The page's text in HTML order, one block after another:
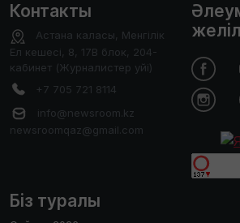
Контакты
Астана каласы, Менгілік
Ел кешесі, 8, 17В блок, 204-
кабинет (Журналистер уйі)
+7 705 721 8114
info@newsroom.kz
newsroomqaz@gmail.com
Біз туралы